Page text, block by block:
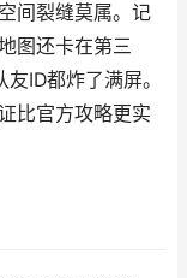
间裂缝莫属。记
图还卡在第三
ID都炸了满屏。
比官方攻略更实